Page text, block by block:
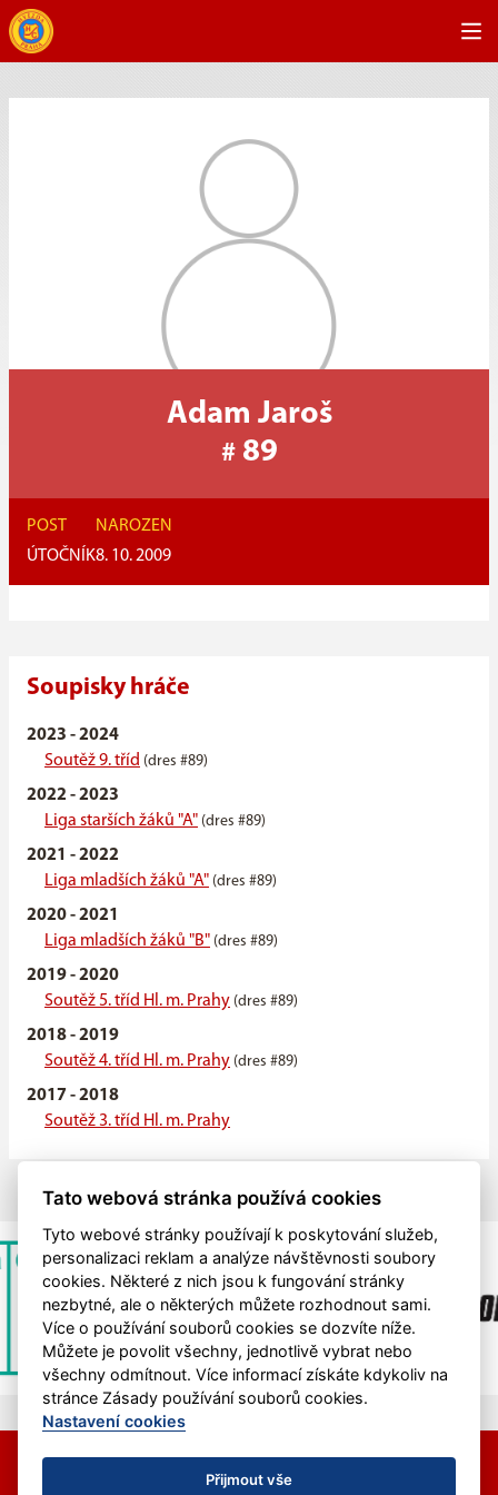
Adam Jaroš
# 89
POST
ÚTOČNÍK
NAROZEN
8. 10. 2009
Soupisky hráče
2023 - 2024
Soutěž 9. tříd (dres #89)
2022 - 2023
Liga starších žáků "A" (dres #89)
2021 - 2022
Liga mladších žáků "A" (dres #89)
2020 - 2021
Liga mladších žáků "B" (dres #89)
2019 - 2020
Soutěž 5. tříd Hl. m. Prahy (dres #89)
2018 - 2019
Soutěž 4. tříd Hl. m. Prahy (dres #89)
2017 - 2018
Soutěž 3. tříd Hl. m. Prahy
Nastavení cookies
© 2026 HC Hvězda Praha &eSports.cz
Tato webová stránka používá cookies
Tyto webové stránky používají k poskytování služeb,
personalizaci reklam a analýze návštěvnosti soubory
cookies. Některé z nich jsou k fungování stránky
nezbytné, ale o některých můžete rozhodnout sami.
Více o používání souborů cookies se dozvíte níže.
Můžete je povolit všechny, jednotlivě vybrat nebo
všechny odmítnout. Více informací získáte kdykoliv na
stránce Zásady používání souborů cookies.
Nastavení cookies
Přijmout vše